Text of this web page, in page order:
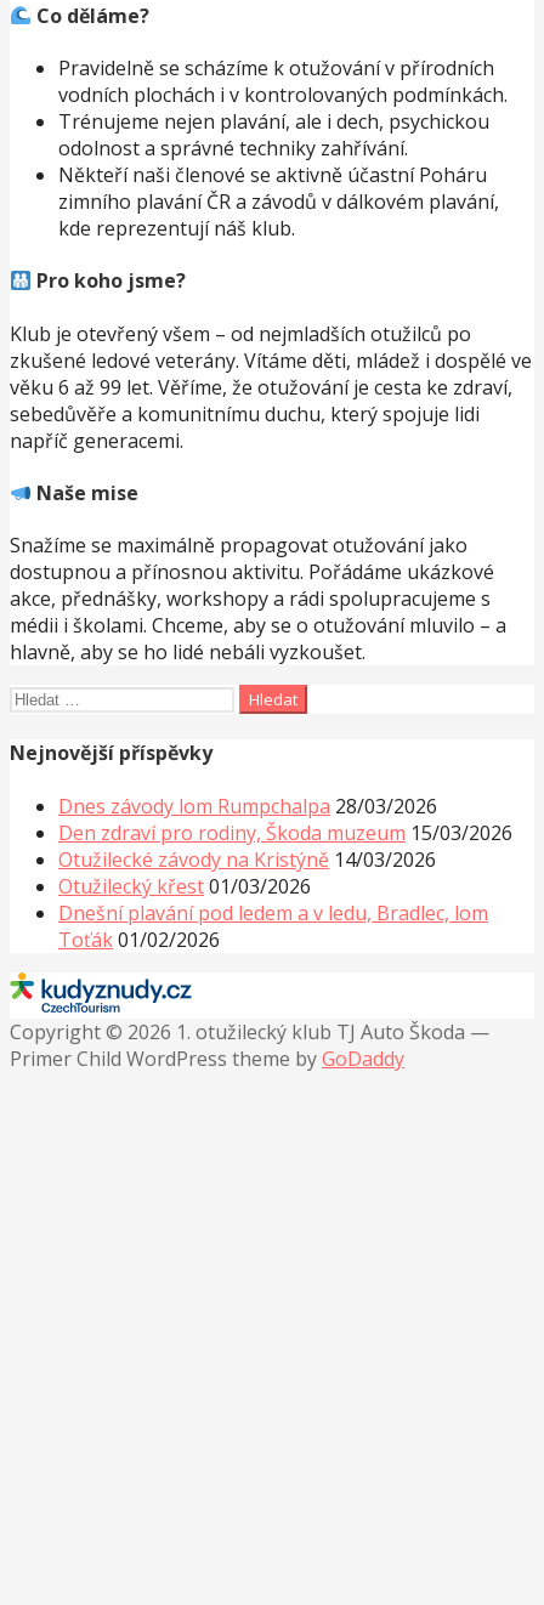
Co děláme?
Pravidelně se scházíme k otužování v přírodních
vodních plochách i v kontrolovaných podmínkách.
Trénujeme nejen plavání, ale i dech, psychickou
odolnost a správné techniky zahřívání.
Někteří naši členové se aktivně účastní Poháru
zimního plavání ČR a závodů v dálkovém plavání,
kde reprezentují náš klub.
Pro koho jsme?
Klub je otevřený všem – od nejmladších otužilců po
zkušené ledové veterány. Vítáme děti, mládež i dospělé ve
věku 6 až 99 let. Věříme, že otužování je cesta ke zdraví,
sebedůvěře a komunitnímu duchu, který spojuje lidi
napříč generacemi.
Naše mise
Snažíme se maximálně propagovat otužování jako
dostupnou a přínosnou aktivitu. Pořádáme ukázkové
akce, přednášky, workshopy a rádi spolupracujeme s
médii i školami. Chceme, aby se o otužování mluvilo – a
hlavně, aby se ho lidé nebáli vyzkoušet.
Vyhledávání
Nejnovější příspěvky
Dnes závody lom Rumpchalpa 28/03/2026
Den zdraví pro rodiny, Škoda muzeum 15/03/2026
Otužilecké závody na Kristýně 14/03/2026
Otužilecký křest01/03/2026
Dnešní plavání pod ledem a v ledu, Bradlec, lom
Toťák01/02/2026
Copyright © 2026 1. otužilecký klub TJ Auto Škoda —
Primer Child WordPress theme byGoDaddy